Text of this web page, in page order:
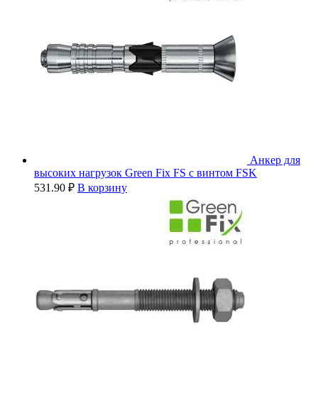
Анкер для
высоких нагрузок Green Fix FS с винтом FSK
531.90 ₽ В корзину